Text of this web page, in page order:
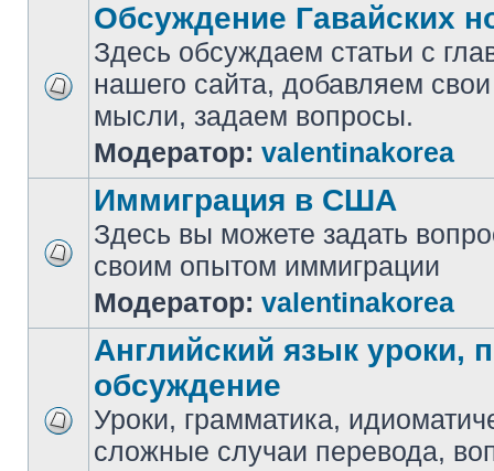
Обсуждение Гавайских
Здесь обсуждаем статьи с
нашего сайта, добавляем
мысли, задаем вопросы.
Модератор: valentinakorea
Иммиграция в США
Здесь вы можете задать
своим опытом иммиграции
Модератор: valentinakorea
Английский язык уроки,
обсуждение
Уроки, грамматика,
сложные случаи перевода,